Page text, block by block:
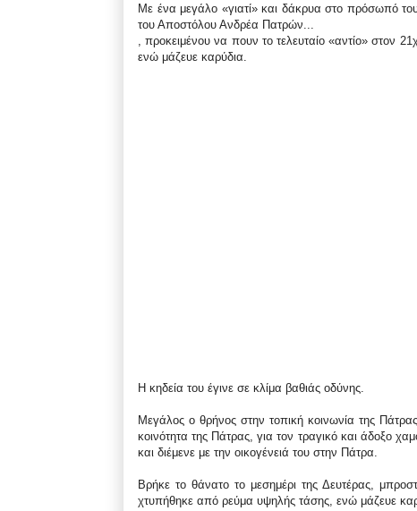
Με ένα μεγάλο «γιατί» και δάκρυα στο πρόσωπό
του Αποστόλου Ανδρέα Πατρών...
, προκειμένου να πουν το τελευταίο «αντίο» στον
ενώ μάζευε καρύδια.
Η κηδεία του έγινε σε κλίμα βαθιάς οδύνης.
Μεγάλος ο θρήνος στην τοπική κοινωνία της
κοινότητα της Πάτρας, για τον τραγικό και άδοξο
και διέμενε με την οικογένειά του στην Πάτρα.
Βρήκε το θάνατο το μεσημέρι της Δευτέρας,
χτυπήθηκε από ρεύμα υψηλής τάσης, ενώ μάζευε